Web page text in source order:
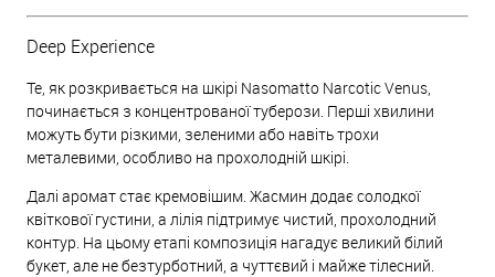
Deep Experience
Те, як розкривається на шкірі Nasomatto Narcotic Venus,
починається з концентрованої туберози. Перші хвилини
можуть бути різкими, зеленими або навіть трохи
металевими, особливо на прохолодній шкірі.
Далі аромат стає кремовішим. Жасмин додає солодкої
квіткової густини, а лілія підтримує чистий, прохолодний
контур. На цьому етапі композиція нагадує великий білий
букет, але не безтурботний, а чуттєвий і майже тілесний.